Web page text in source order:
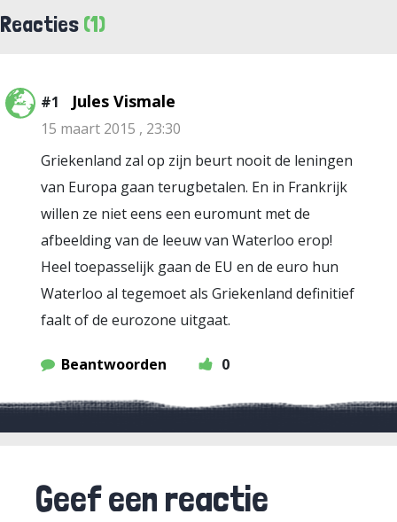
Reacties (1)
#1 Jules Vismale
15 maart 2015 , 23:30
Griekenland zal op zijn beurt nooit de leningen
van Europa gaan terugbetalen. En in Frankrijk
willen ze niet eens een euromunt met de
afbeelding van de leeuw van Waterloo erop!
Heel toepasselijk gaan de EU en de euro hun
Waterloo al tegemoet als Griekenland definitief
faalt of de eurozone uitgaat.
Beantwoorden 0
Geef een reactie